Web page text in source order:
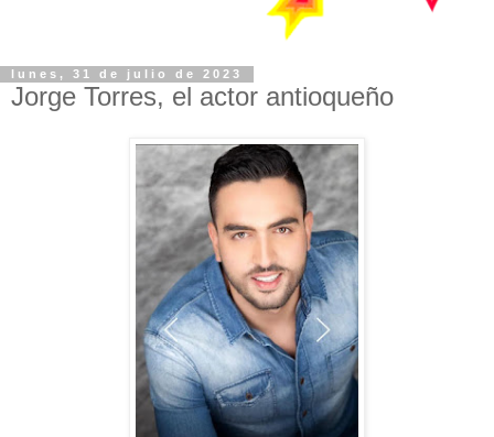
lunes, 31 de julio de 2023
Jorge Torres, el actor antioqueño